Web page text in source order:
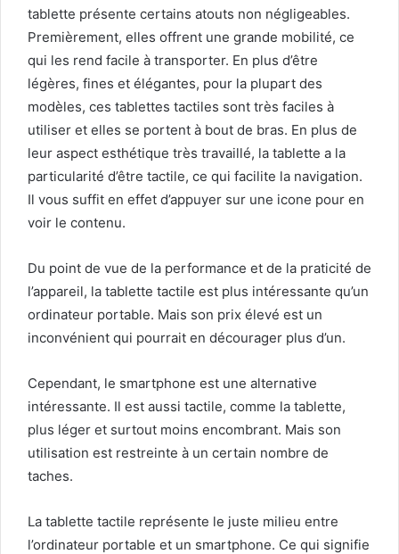
tablette présente certains atouts non négligeables.
Premièrement, elles offrent une grande mobilité, ce
qui les rend facile à transporter. En plus d’être
légères, fines et élégantes, pour la plupart des
modèles, ces tablettes tactiles sont très faciles à
utiliser et elles se portent à bout de bras. En plus de
leur aspect esthétique très travaillé, la tablette a la
particularité d’être tactile, ce qui facilite la navigation.
Il vous suffit en effet d’appuyer sur une icone pour en
voir le contenu.
Du point de vue de la performance et de la praticité de
l’appareil, la tablette tactile est plus intéressante qu’un
ordinateur portable. Mais son prix élevé est un
inconvénient qui pourrait en décourager plus d’un.
Cependant, le smartphone est une alternative
intéressante. Il est aussi tactile, comme la tablette,
plus léger et surtout moins encombrant. Mais son
utilisation est restreinte à un certain nombre de
taches.
La tablette tactile représente le juste milieu entre
l’ordinateur portable et un smartphone. Ce qui signifie